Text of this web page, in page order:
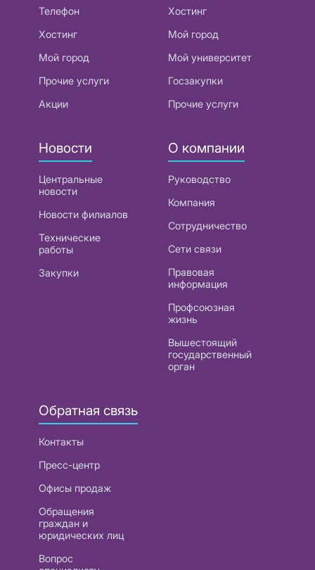
Телефон
Хостинг
Мой город
Прочие услуги
Акции
Хостинг
Мой город
Мой университет
Госзакупки
Прочие услуги
Новости
Центральные
новости
Новости филиалов
Технические
работы
Закупки
О компании
Руководство
Компания
Сотрудничество
Сети связи
Правовая
информация
Профсоюзная
жизнь
Вышестоящий
государственный
орган
Обратная связь
Контакты
Пресс-центр
Офисы продаж
Обращения
граждан и
юридических лиц
Вопрос